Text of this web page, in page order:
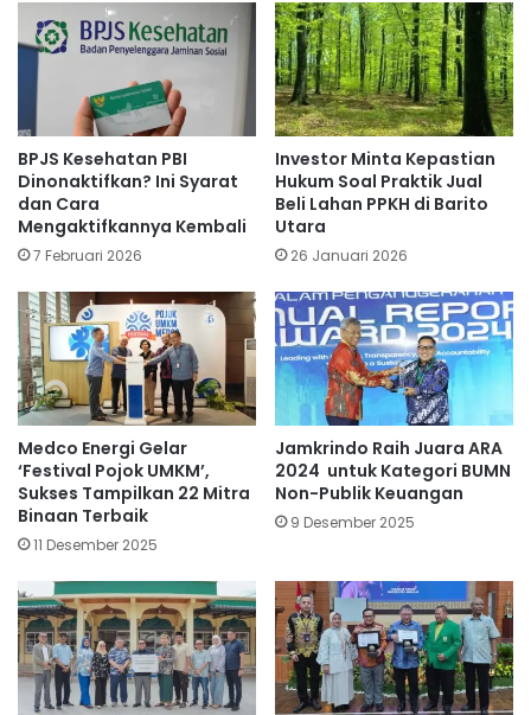
BPJS Kesehatan PBI
Dinonaktifkan? Ini Syarat
dan Cara
Mengaktifkannya Kembali
7 Februari 2026
Investor Minta Kepastian
Hukum Soal Praktik Jual
Beli Lahan PPKH di Barito
Utara
26 Januari 2026
Medco Energi Gelar
‘Festival Pojok UMKM’,
Sukses Tampilkan 22 Mitra
Binaan Terbaik
11 Desember 2025
Jamkrindo Raih Juara ARA
2024 untuk Kategori BUMN
Non-Publik Keuangan
9 Desember 2025